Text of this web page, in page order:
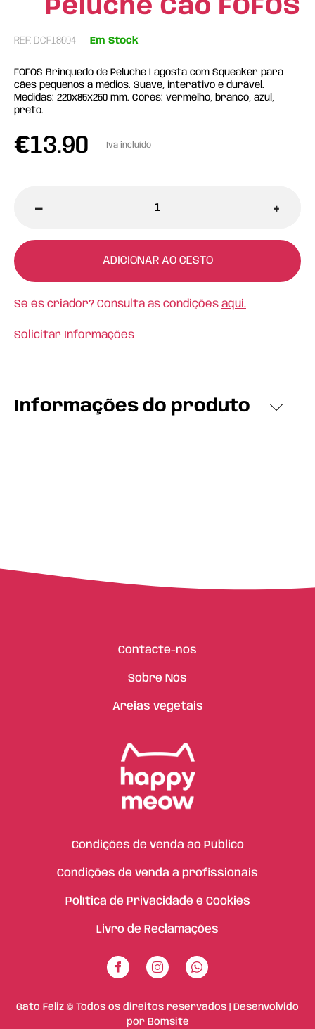
Peluche Cão FOFOS
REF: DCF18694 Em Stock
FOFOS Brinquedo de Peluche Lagosta com Squeaker para
cães pequenos a médios. Suave, interativo e durável.
Medidas: 220x85x250 mm. Cores: vermelho, branco, azul,
preto.
€13.90 Iva incluído
- +
ADICIONAR AO CESTO
Se és criador? Consulta as condições aqui.
Solicitar Informações
Informações do produto
Contacte-nos
Sobre Nós
Areias vegetais
Condições de venda ao Público
Condições de venda a profissionais
Política de Privacidade e Cookies
Livro de Reclamações
Gato Feliz © Todos os direitos reservados | Desenvolvido
por Bomsite